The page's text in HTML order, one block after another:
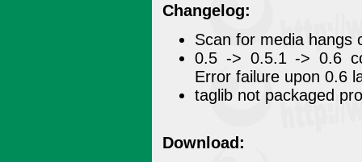
Changelog:
Scan for media hangs
0.5 -> 0.5.1 -> 0.6
Error failure upon 0.6
taglib not packaged
Download: